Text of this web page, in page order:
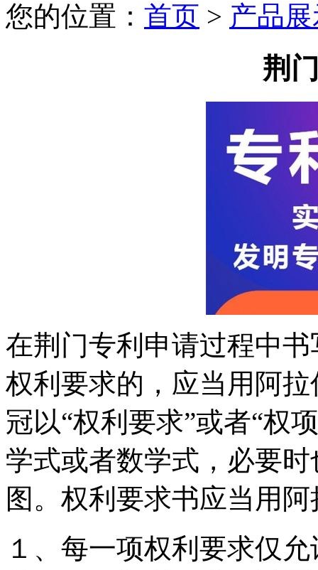
您的位置： 首页 > 产品
荆
在荆门专利申请过程中
权利要求的，应当用阿
冠以“权利要求”或者“权
学式或者数学式，必要
图。权利要求书应当用
１、每一项权利要求仅